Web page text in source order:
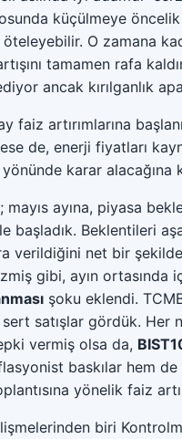
küçülmeye
O zamana
tamamen rafa
ancak kırılganlık
faiz artırımlarına
de, enerji fiyatları
karar alacağına
ayına, piyasa
başladık. Beklentileri
verildiğini net bir
gibi, ayın ortasında
şoku eklendi.
satışlar gördük. Her
vermiş olsa da,
baskılar hem
yönelik faiz
biri